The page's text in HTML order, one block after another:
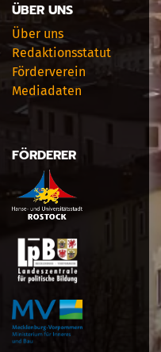
ÜBER UNS
Über uns
Redaktionsstatut
Förderverein
Mediadaten
FÖRDERER